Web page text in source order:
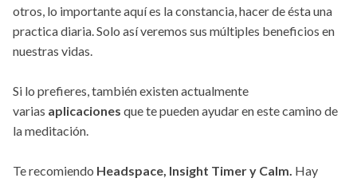
otros, lo importante aquí es la constancia, hacer de ésta una
practica diaria. Solo así veremos sus múltiples beneficios en
nuestras vidas.
Si lo prefieres, también existen actualmente
varias aplicaciones que te pueden ayudar en este camino de
la meditación.
Te recomiendo Headspace, Insight Timer y Calm. Hay